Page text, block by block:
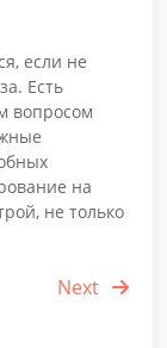
если не
Есть
вопросом
на
не только
Next